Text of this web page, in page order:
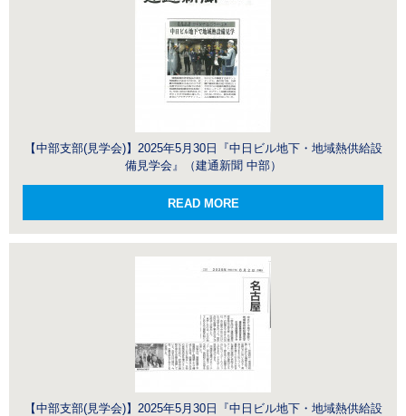
【中部支部(見学会)】2025年5月30日『中日ビル地下・地域熱供給設
備見学会』（建通新聞 中部）
READ MORE
【中部支部(見学会)】2025年5月30日『中日ビル地下・地域熱供給設